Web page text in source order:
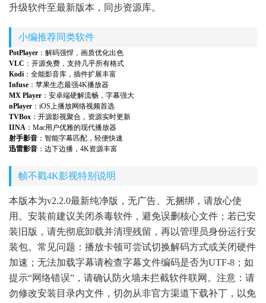
升级软件至最新版本，同步资源库。
小编推荐同类软件
PotPlayer ：解码强悍，画质优化出色
VLC ：开源免费，支持几乎所有格式
Kodi ：全能影音库，插件扩展丰富
Infuse ：苹果生态最强4K播放器
MX Player ：安卓端硬解流畅，字幕强大
nPlayer ：iOS上播放网络视频首选
TVBox ：开源影视聚合，资源实时更新
IINA ：Mac用户优雅的现代播放器
射手影音 ：智能字幕匹配，轻便快速
迅雷影音 ：边下边播，4K资源丰富
帧不戳4K影视特别说明
本版本为v2.2.0最新纯净版，无广告、无捆绑，请放心使
用。安装前建议关闭杀毒软件，避免误删核心文件；若已安
装旧版，请先彻底卸载并清理残留，再以管理员身份运行安
装包。常见问题：播放卡顿可尝试切换解码方式或关闭硬件
加速；无法加载字幕请检查字幕文件编码是否为UTF-8；如
提示“网络错误”，请确认防火墙未拦截软件联网。注意：请
勿修改安装目录内文件，切勿从非官方渠道下载补丁，以免